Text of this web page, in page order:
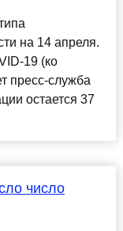
на 14 апреля.
19 (ко
пресс-служба
остается 37
число